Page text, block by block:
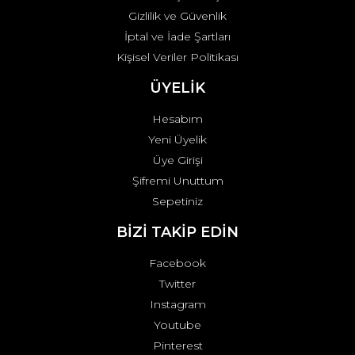
Gizlilik ve Güvenlik
İptal ve İade Şartları
Kişisel Veriler Politikası
ÜYELİK
Hesabım
Yeni Üyelik
Üye Girişi
Şifremi Unuttum
Sepetiniz
BİZİ TAKİP EDİN
Facebook
Twitter
Instagram
Youtube
Pinterest